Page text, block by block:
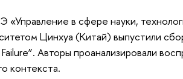
в сфере науки,
Цинхуа (Китай) выпустили
Авторы проанализировали
контекста.